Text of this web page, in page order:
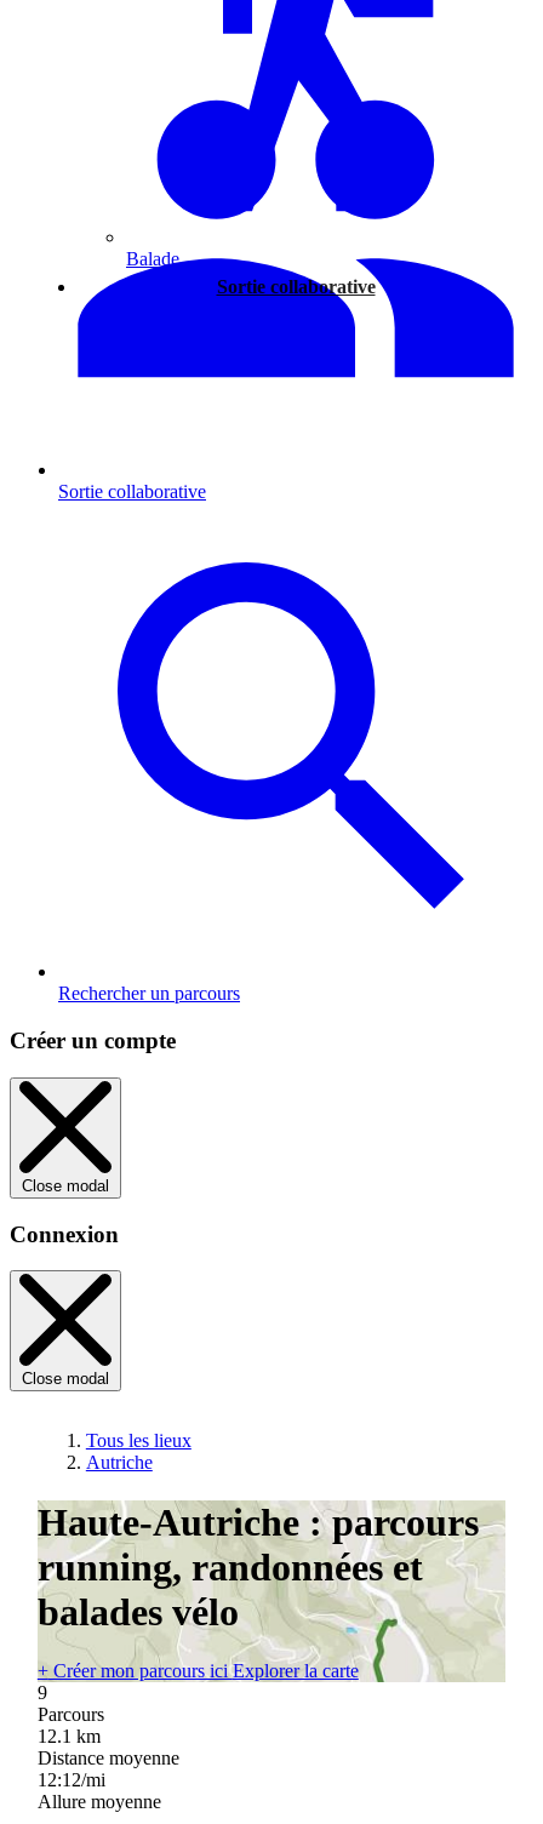
Balade
Sortie collaborative
Sortie collaborative
Rechercher un parcours
Créer un compte
Close modal
Connexion
Close modal
Tous les lieux
Autriche
Haute-Autriche : parcours
running, randonnées et
balades vélo
+Créer mon parcours iciExplorer la carte
9
Parcours
12.1 km
Distance moyenne
12:12/mi
Allure moyenne